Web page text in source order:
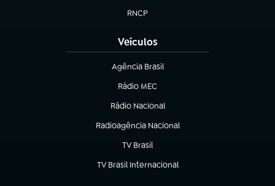
RNCP
(abre em nova aba)
Veículos
Agência Brasil
(abre em nova aba)
Rádio MEC
(abre em nova aba)
Rádio Nacional
Radioagência Nacional
(abre em nova aba)
TV Brasil
(abre em nova aba)
TV Brasil Internacional
(abre em nova aba)